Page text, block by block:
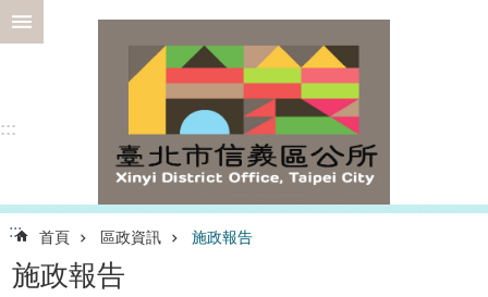
跳到主要內容區塊
選
專
:::
::: 首頁 區政資訊 施政報告
施政報告